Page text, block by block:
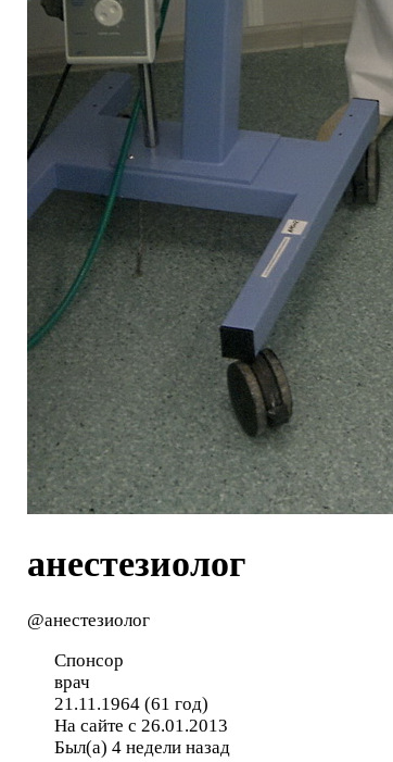
анестезиолог
@анестезиолог
Спонсор
врач
21.11.1964 (61 год)
На сайте с 26.01.2013
Был(а) 4 недели назад